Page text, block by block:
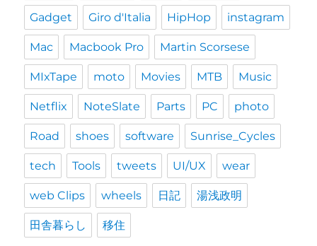
Gadget Giro d'Italia HipHop instagram
Mac Macbook Pro Martin Scorsese
MIxTape moto Movies MTB Music
Netflix NoteSlate Parts PC photo
Road shoes software Sunrise_Cycles
tech Tools tweets UI/UX wear
web Clips wheels 日記 湯浅政明
田舎暮らし 移住